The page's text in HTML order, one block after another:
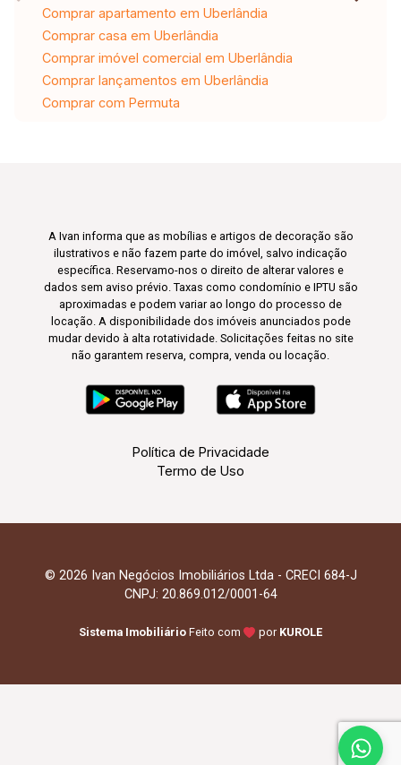
Comprar apartamento em Uberlândia
Comprar casa em Uberlândia
Comprar imóvel comercial em Uberlândia
Comprar lançamentos em Uberlândia
Comprar com Permuta
A Ivan informa que as mobílias e artigos de decoração são
ilustrativos e não fazem parte do imóvel, salvo indicação
específica. Reservamo-nos o direito de alterar valores e
dados sem aviso prévio. Taxas como condomínio e IPTU são
aproximadas e podem variar ao longo do processo de
locação. A disponibilidade dos imóveis anunciados pode
mudar devido à alta rotatividade. Solicitações feitas no site
não garantem reserva, compra, venda ou locação.
Política de Privacidade
Termo de Uso
© 2026 Ivan Negócios Imobiliários Ltda - CRECI 684-J
CNPJ: 20.869.012/0001-64
Sistema Imobiliário Feito com por KUROLE